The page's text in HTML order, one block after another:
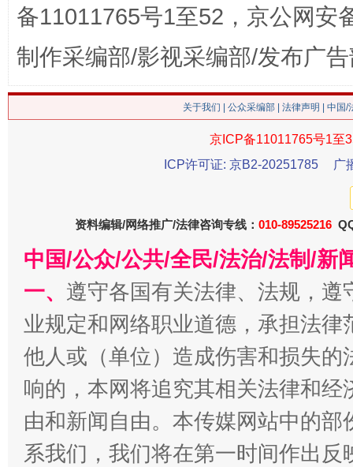
在谋一域中谋全局
今
习近平的博鳌关键词
魏明亮
生
备11011765号1至52，京公网安
制作采编部/影视采编部/发布广
关于我们 公众采编部 法律声明 | 中国
京ICP备11011765号1至
ICP许可证: 京B2-20251785
广
资料编辑/网络推广/法律咨询专线： 010-89525216
中国/公众/公共/全民/法治/法制/新
一、 遵守各国有关法律、法规，
业规定和网络职业道德，承担法
他人或（单位）造成伤害和损失
响的，本网将追究其相关法律和
由和新闻自由。本传媒网站中的
系我们，我们将在第一时间作出